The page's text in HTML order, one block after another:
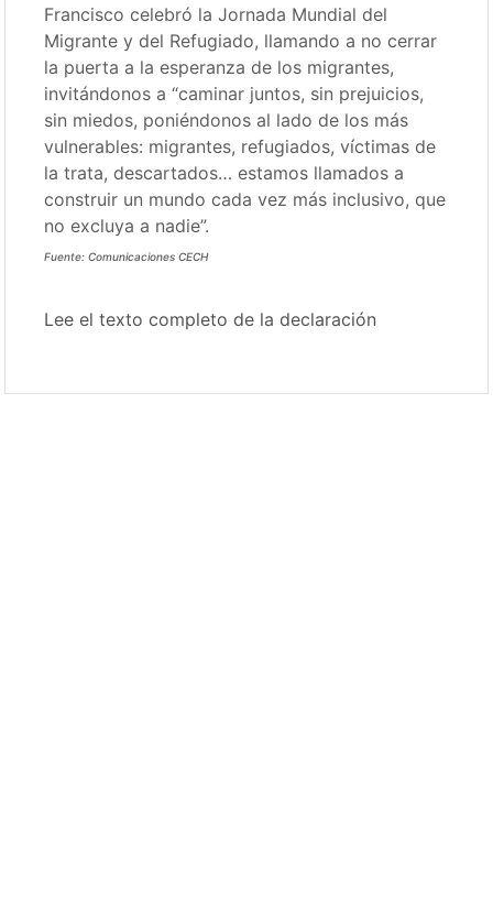
Francisco celebró la Jornada Mundial del
Migrante y del Refugiado, llamando a no cerrar
la puerta a la esperanza de los migrantes,
invitándonos a “caminar juntos, sin prejuicios,
sin miedos, poniéndonos al lado de los más
vulnerables: migrantes, refugiados, víctimas de
la trata, descartados… estamos llamados a
construir un mundo cada vez más inclusivo, que
no excluya a nadie”.
Fuente: Comunicaciones CECH
Lee el texto completo de la declaración